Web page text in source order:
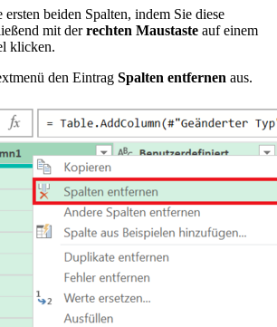
beiden Spalten, indem Sie diese
mit derrechten Maustaste auf einem
klicken.
den Eintrag Spalten entfernen aus.